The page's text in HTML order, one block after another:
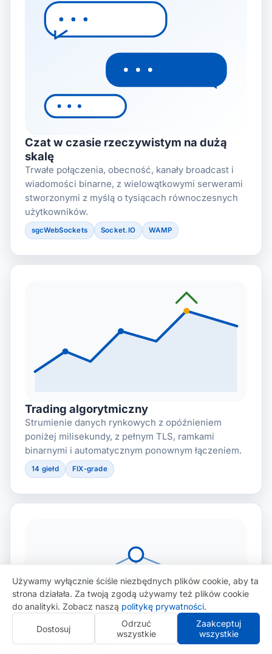
Czat w czasie rzeczywistym na dużą
skalę
Trwałe połączenia, obecność, kanały broadcast i
wiadomości binarne, z wielowątkowymi serwerami
stworzonymi z myślą o tysiącach równoczesnych
użytkowników.
sgcWebSockets Socket.IO WAMP
Trading algorytmiczny
Strumienie danych rynkowych z opóźnieniem
poniżej milisekundy, z pełnym TLS, ramkami
binarnymi i automatycznym ponownym łączeniem.
14 giełd FIX-grade
M T
Agenci AI (MCP)
Używamy wyłącznie ściśle niezbędnych plików cookie, aby ta
strona działała. Za twoją zgodą używamy też plików cookie
do analityki. Zobacz naszą politykę prywatności.
Dostosuj
Odrzuć
wszystkie
Zaakceptuj
wszystkie